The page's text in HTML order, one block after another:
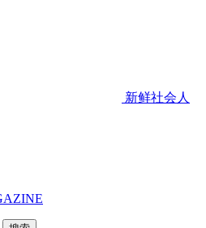
新鲜社会人